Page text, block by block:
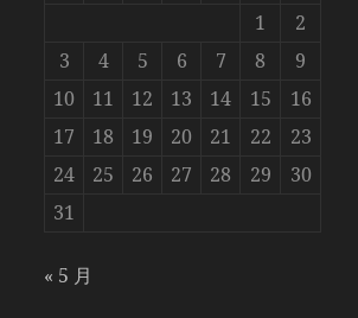
1
2
3
4 5 6 7 8
9
10
11 12 13 14 15
16
17
18 19 20 21 22
23
24
25 26 27 28 29
30
31
« 5 月